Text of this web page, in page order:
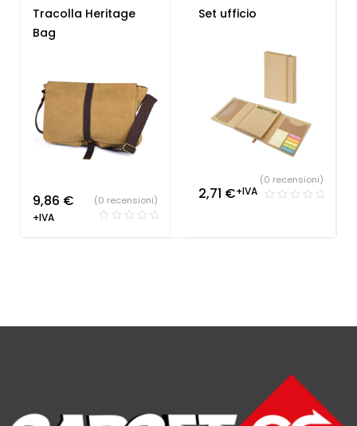
Tracolla Heritage
Bag
9,86 €
+IVA
(0 recensioni)
Set ufficio
2,71 €+IVA
(0 recensioni)